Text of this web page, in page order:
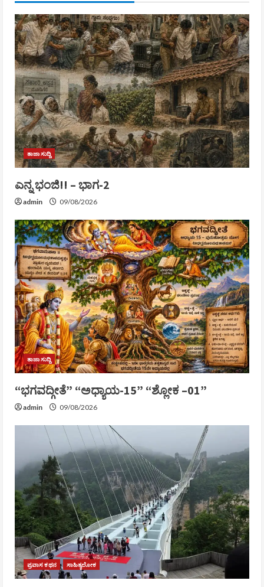
ತಾಜಾ ಸುದ್ದಿ
ಎನ್ನ ಭಂಜಿ!! – ಭಾಗ-2
admin 09/08/2026
ತಾಜಾ ಸುದ್ದಿ
“ಭಗವದ್ಗೀತೆ” “ಅಧ್ಯಾಯ-15” “ಶ್ಲೋಕ –01”
admin 09/08/2026
ಪ್ರವಾಸ ಕಥನ ಸಾಹಿತ್ಯಲೋಕ